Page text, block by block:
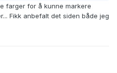
farger for å kunne markere
Fikk anbefalt det siden både jeg